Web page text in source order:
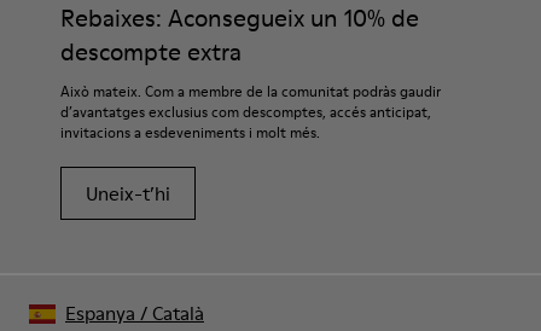
Rebaixes: Aconsegueix un 10% de
descompte extra
Això mateix. Com a membre de la comunitat podràs gaudir
d’avantatges exclusius com descomptes, accés anticipat,
invitacions a esdeveniments i molt més.
Uneix-t’hi
Espanya / Català